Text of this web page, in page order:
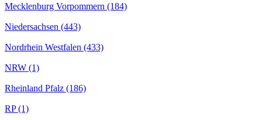
Mecklenburg Vorpommern (184)
Niedersachsen (443)
Nordrhein Westfalen (433)
NRW (1)
Rheinland Pfalz (186)
RP (1)